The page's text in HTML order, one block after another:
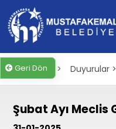
Geri Dön
Anasayfa > Duyurular >
Şubat Ayı Meclis